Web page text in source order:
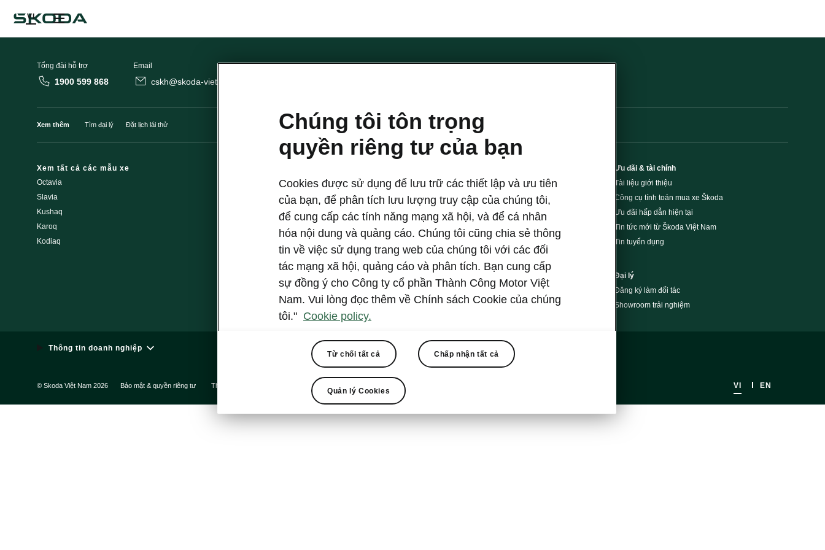
VI
Tổng đài hỗ trợ
1900 599 868
Email
cskh@skoda-vietnam.vn
Xem thêm Tìm đại lý Đặt lịch lái thử
Xem tất cả các mẫu xe
Octavia
Slavia
Kushaq
Karoq
Kodiaq
Chiến dịch thương hiệu
Thương hiệu Škoda
Công ty Škoda Auto
Liên hệ với chúng tôi
Đặt lịch bảo dưỡng
Chiến dịch triệu hồi
Dịch vụ & bảo dưỡng
Chính sách bảo hành
Tìm trung tâm dịch vụ
Ưu đãi & tài chính
Tài liệu giới thiệu
Công cụ tính toán mua xe Škoda
Ưu đãi hấp dẫn hiện tại
Tin tức mới từ Škoda Việt Nam
Tin tuyển dụng
Đại lý
Đăng ký làm đối tác
Showroom trải nghiệm
Thông tin doanh nghiệp
© Skoda Việt Nam 2026 Bảo mật & quyền riêng tư Thông tin pháp lý Chiến dịch triệu hồi VI EN
Chúng tôi tôn trọng
quyền riêng tư của bạn
Cookies được sử dụng để lưu trữ các thiết lập và ưu tiên
của bạn, để phân tích lưu lượng truy cập của chúng tôi,
để cung cấp các tính năng mạng xã hội, và để cá nhân
hóa nội dung và quảng cáo. Chúng tôi cũng chia sẻ thông
tin về việc sử dụng trang web của chúng tôi với các đối
tác mạng xã hội, quảng cáo và phân tích. Bạn cung cấp
sự đồng ý cho Công ty cổ phần Thành Công Motor Việt
Nam. Vui lòng đọc thêm về Chính sách Cookie của chúng
tôi." Cookie policy.
Từ chối tất cả Chấp nhận tất cả
Quản lý Cookies